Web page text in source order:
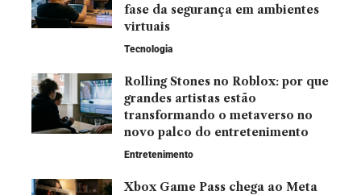
fase da segurança em ambientes
virtuais
Tecnologia
Rolling Stones no Roblox: por que
grandes artistas estão
transformando o metaverso no
novo palco do entretenimento
Entretenimento
Xbox Game Pass chega ao Meta